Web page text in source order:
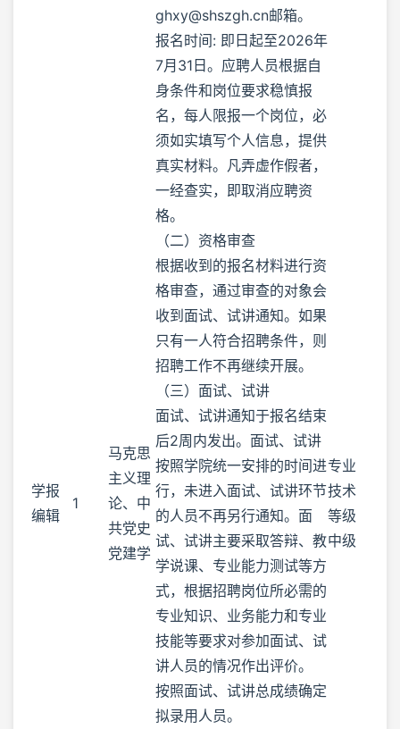
学报
编辑
1
马克思
主义理
论、中
共党史
党建学
专业
技术
等级
中级
ghxy@shszgh.cn邮箱。
报名时间: 即日起至2026年
7月31日。应聘人员根据自
身条件和岗位要求稳慎报
名，每人限报一个岗位，必
须如实填写个人信息，提供
真实材料。凡弄虚作假者，
一经查实，即取消应聘资
格。
（二）资格审查
根据收到的报名材料进行资
格审查，通过审查的对象会
收到面试、试讲通知。如果
只有一人符合招聘条件，则
招聘工作不再继续开展。
（三）面试、试讲
面试、试讲通知于报名结束
后2周内发出。面试、试讲
按照学院统一安排的时间进
行，未进入面试、试讲环节
的人员不再另行通知。面
试、试讲主要采取答辩、教
学说课、专业能力测试等方
式，根据招聘岗位所必需的
专业知识、业务能力和专业
技能等要求对参加面试、试
讲人员的情况作出评价。
按照面试、试讲总成绩确定
拟录用人员。